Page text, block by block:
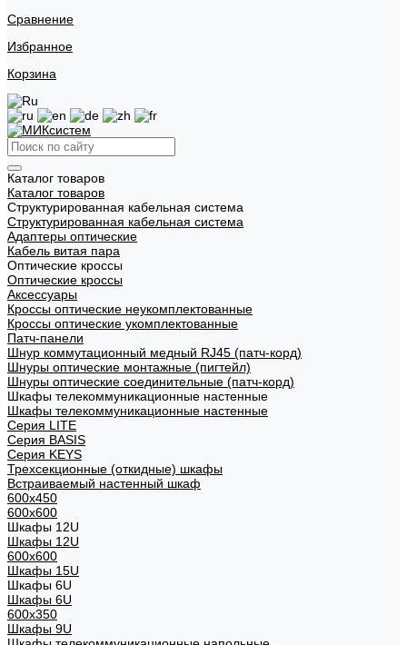
Сравнение
Избранное
Корзина
Каталог товаров
Каталог товаров
Структурированная кабельная система
Структурированная кабельная система
Адаптеры оптические
Кабель витая пара
Оптические кроссы
Оптические кроссы
Аксессуары
Кроссы оптические неукомплектованные
Кроссы оптические укомплектованные
Патч-панели
Шнур коммутационный медный RJ45 (патч-корд)
Шнуры оптические монтажные (пигтейл)
Шнуры оптические соединительные (патч-корд)
Шкафы телекоммуникационные настенные
Шкафы телекоммуникационные настенные
Cерия LITE
Cерия BASIS
Cерия KEYS
Трехсекционные (откидные) шкафы
Встраиваемый настенный шкаф
600x450
600x600
Шкафы 12U
Шкафы 12U
600x600
Шкафы 15U
Шкафы 6U
Шкафы 6U
600x350
Шкафы 9U